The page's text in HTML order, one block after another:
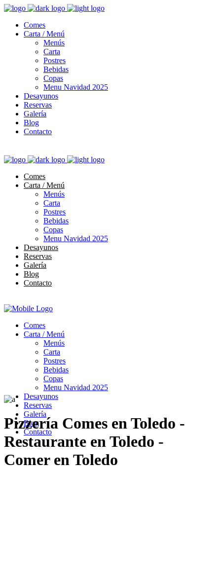
Comes
Carta / Menú
Menús
Carta
Postres
Bebidas
Copas
Menu Navidad 2025
Desayunos
Reservas
Galería
Blog
Contacto
Comes
Carta / Menú
Menús
Carta
Postres
Bebidas
Copas
Menu Navidad 2025
Desayunos
Reservas
Galería
Blog
Contacto
Comes
Carta / Menú
Menús
Carta
Postres
Bebidas
Copas
Menu Navidad 2025
Desayunos
Reservas
Galería
Blog
Contacto
Pizzería Comes en Toledo -
Restaurante en Toledo -
Comer en Toledo